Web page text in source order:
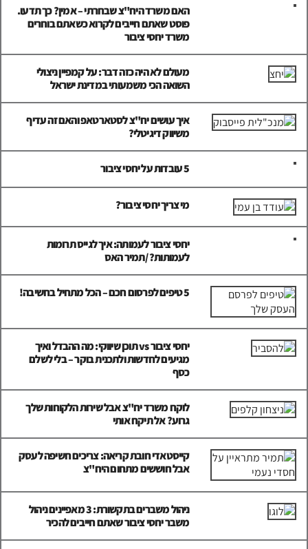
האם משרד היח"צ שבחרתי – אמין? כך תדעו.
פוסט שאתם חייבים לקרוא כשאתם בוחרים
משרד יחסי ציבור
מעולם לא היה כזה דבר: על קמפיין ניצולי
השואה הכי משמעותי במדינת ישראל
איך עושים יח"צ לסטארטאפ והאם זה עדיף
משיווק דיגיטלי?
5 עובדות על יחסי ציבור
מי צריך יחסי ציבור?
יחסי ציבור לעמותה: איך לגייס תרומות
לעמותות? /תמיר האס
5 טיפים לפרסום חכם – הכל מתחיל בחשיבה!
יחסי ציבור vs תוכן שיווקי: מה ההבדל ואיך
מגיעים לחדשות ולתכנית בוקר – בלי לשלם
כסף
לוקח משרד יח"צ אבל שירות הלקוחות שלך
גרוע? אל תיקח אותי
קייסטאדי חובת קריאה: צריכים חשיפה לעסק
אבל חוששים מתחום היח"צ
ניהול משברים בתקשורת: 3 מאפיינים ניהול
משבר יחסי ציבור שאתם חייבים להכיר